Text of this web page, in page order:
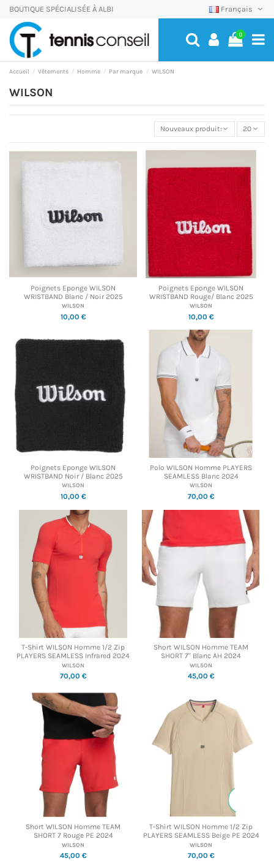
BOUTIQUE SPÉCIALISÉE À ALBI Français
0
Accueil Vêtements Homme Par marque WILSON
WILSON
Nouveaux produits 20
Poignets Eponge WILSON
WRISTBAND Blanc / Noir 2025
WILSON
10,00 €
Poignets Eponge WILSON
WRISTBAND Rouge/ Blanc 2025
WILSON
10,00 €
Poignets Eponge WILSON
WRISTBAND Noir / Blanc 2025
WILSON
10,00 €
Polo WILSON Homme PLAYERS
SEAMLESS Blanc 2024
WILSON
70,00 €
T-Shirt WILSON Homme 1/2 Zip
PLAYERS SEAMLESS Infrared 2024
WILSON
70,00 €
Short WILSON Homme TEAM
SHORT 7" Blanc AH 2024
WILSON
45,00 €
Short WILSON Homme TEAM
SHORT 7 Rouge PE 2024
WILSON
45,00 €
T-Shirt WILSON Homme 1/2 Zip
PLAYERS SEAMLESS Beige PE 2024
WILSON
70,00 €